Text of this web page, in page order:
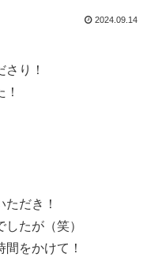
2024.09.14
り！
だき！
たが（笑）
をかけて！